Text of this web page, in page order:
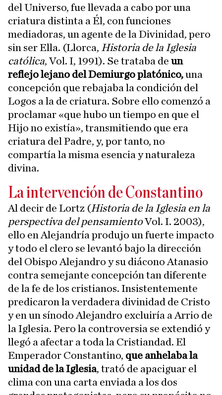
del Universo, fue llevada a cabo por una
criatura distinta a Él, con funciones
mediadoras, un agente de la Divinidad, pero
sin ser Ella. (Llorca, Historia de la Iglesia
católica, Vol. I, 1991). Se trataba de un
reflejo lejano del Demiurgo platónico,una
concepción que rebajaba la condición del
Logos a la de criatura. Sobre ello comenzó a
proclamar «que hubo un tiempo en que el
Hijo no existía», transmitiendo que era
criatura del Padre, y, por tanto, no
compartía la misma esencia y naturaleza
divina.
La intervención de Constantino
Al decir de Lortz (Historia de la Iglesia en la
perspectiva del pensamientoVol. I. 2003),
ello en Alejandría produjo un fuerte impacto
y todo el clero se levantó bajo la dirección
del Obispo Alejandro y su diácono Atanasio
contra semejante concepción tan diferente
de la fe de los cristianos. Insistentemente
predicaron la verdadera divinidad de Cristo
y en un sínodo Alejandro excluiría a Arrio de
la Iglesia. Pero la controversia se extendió y
llegó a afectar a toda la Cristiandad. El
Emperador Constantino, que anhelaba la
unidad de la Iglesia, trató de apaciguar el
clima con una carta enviada a los dos